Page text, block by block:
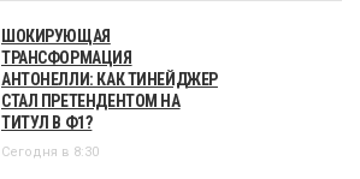
ШОКИРУЮЩАЯ
ТРАНСФОРМАЦИЯ
АНТОНЕЛЛИ: КАК ТИНЕЙДЖЕР
СТАЛ ПРЕТЕНДЕНТОМ НА
ТИТУЛ В Ф1?
Сегодня в 8:30